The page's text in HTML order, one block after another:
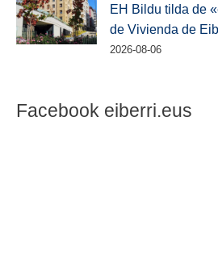
EH Bildu tilda de
de Vivienda de
2026-08-06
Facebook eiberri.eus